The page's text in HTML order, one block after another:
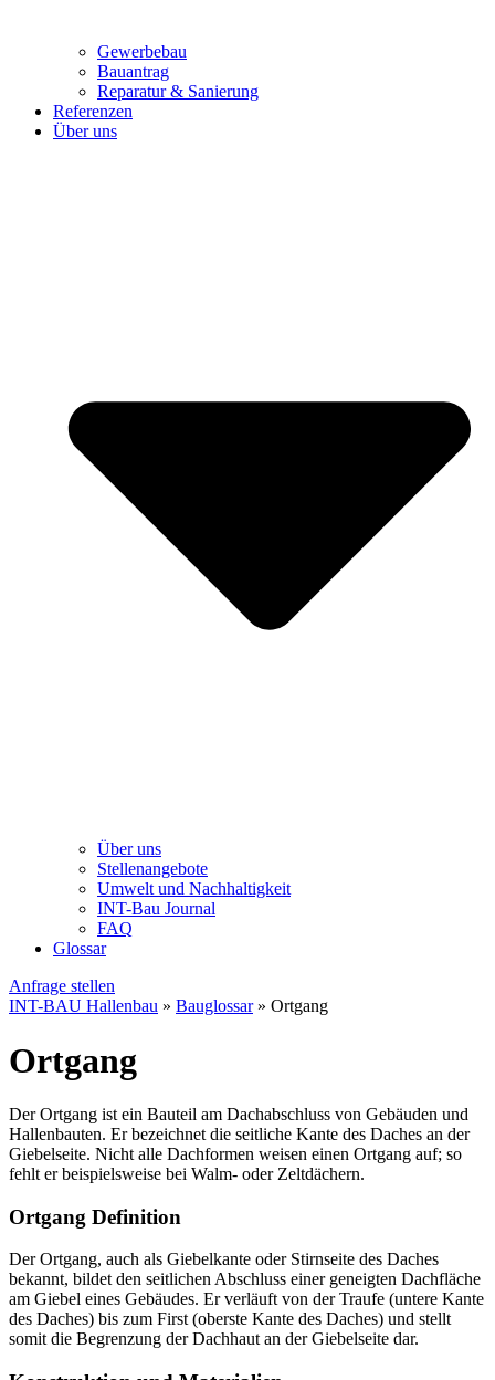
Gewerbebau
Bauantrag
Reparatur & Sanierung
Referenzen
Über uns
Über uns
Stellenangebote
Umwelt und Nachhaltigkeit
INT-Bau Journal
FAQ
Glossar
Anfrage stellen
INT-BAU Hallenbau » Bauglossar» Ortgang
Ortgang
Der Ortgang ist ein Bauteil am Dachabschluss von Gebäuden und
Hallenbauten. Er bezeichnet die seitliche Kante des Daches an der
Giebelseite. Nicht alle Dachformen weisen einen Ortgang auf; so
fehlt er beispielsweise bei Walm- oder Zeltdächern.
Ortgang Definition
Der Ortgang, auch als Giebelkante oder Stirnseite des Daches
bekannt, bildet den seitlichen Abschluss einer geneigten Dachfläche
am Giebel eines Gebäudes. Er verläuft von der Traufe (untere Kante
des Daches) bis zum First (oberste Kante des Daches) und stellt
somit die Begrenzung der Dachhaut an der Giebelseite dar.